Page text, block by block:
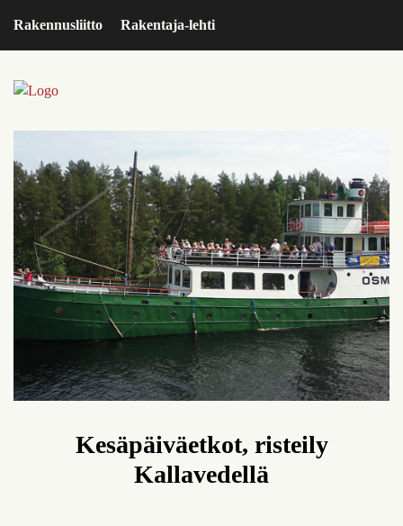
Rakennusliitto Rakentaja-lehti
Kesäpäiväetkot, risteily
Kallavedellä